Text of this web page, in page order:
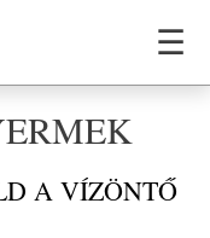
☰
A VÍZÖNTŐ